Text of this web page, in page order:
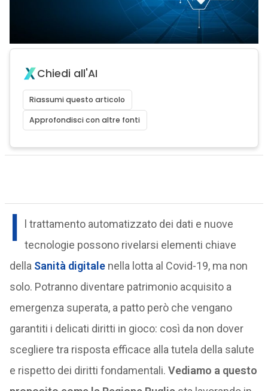
Chiedi all'AI
Riassumi questo articolo
Approfondisci con altre fonti
I
l trattamento automatizzato dei dati e nuove
tecnologie possono rivelarsi elementi chiave
della Sanità digitalenella lotta al Covid-19, ma non
solo. Potranno diventare patrimonio acquisito a
emergenza superata, a patto però che vengano
garantiti i delicati diritti in gioco: così da non dover
scegliere tra risposta efficace alla tutela della salute
e rispetto dei diritti fondamentali. Vediamo a questo